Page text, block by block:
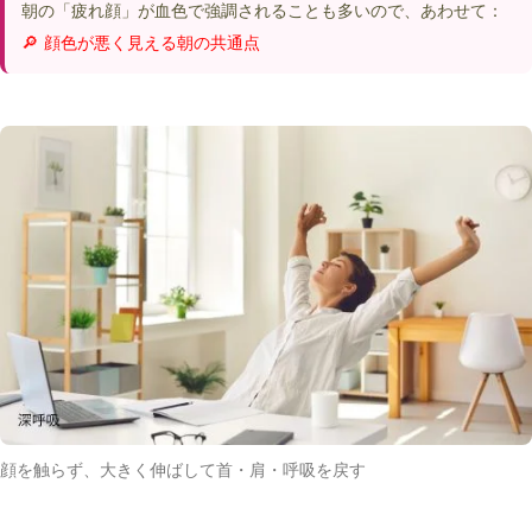
朝の「疲れ顔」が血色で強調されることも多いので、あわせて：
🔎 顔色が悪く見える朝の共通点
顔を触らず、大きく伸ばして首・肩・呼吸を戻す